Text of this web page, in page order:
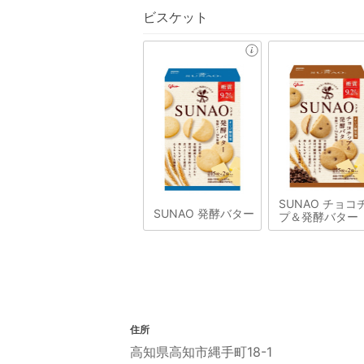
ビスケット
SUNAO 発酵バター
SUNAO チョコ
プ＆発酵バター
住所
高知県高知市縄手町18-1